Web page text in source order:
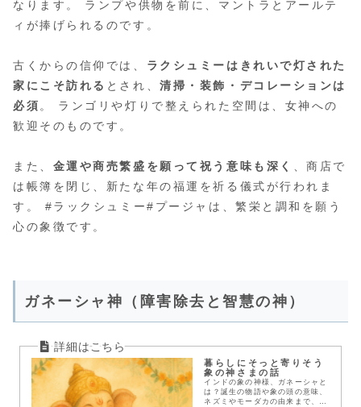
なります。 ランプや供物を前に、マントラとアールテ
ィが捧げられるのです。
古くからの信仰では、 ラクシュミーはきれいで灯された
家にこそ訪れる とされ、清掃・装飾・デコレーションは
必須 。 ランゴリや灯りで整えられた空間は、女神への
歓迎そのものです。
また、 金運や商売繁盛を願って祝う意味も深く
、商店で
は帳簿を閉じ、新たな年の福運を祈る儀式が行われま
す。 #ラックシュミー#プージャは、繁栄と調和を願う
心の象徴です。
ガネーシャ神（障害除去と智慧の神）
暮らしにそっと寄りそう
象の神さまの話
インドの象の神様、ガネーシャと
は？誕生の物語や象の頭の意味、
ネズミやモーダカの由来まで、暮